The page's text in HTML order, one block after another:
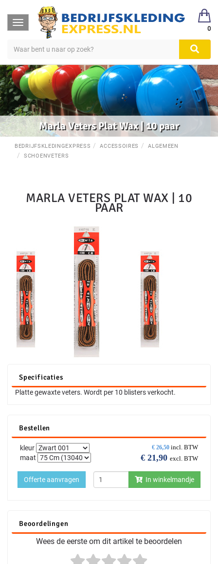
Toggle
navigation
0
Marla Veters Plat Wax | 10 paar
BEDRIJFSKLEDINGEXPRESS ACCESSOIRES
ALGEMEEN
SCHOENVETERS
MARLA VETERS PLAT WAX | 10
PAAR
Specificaties
Platte gewaxte veters. Wordt per 10 blisters verkocht.
Bestellen
€ 26,50 incl. BTW
€ 21,90 excl. BTW
kleur
maat
In winkelmandje
Offerte aanvragen
Beoordelingen
Wees de eerste om dit artikel te beoordelen